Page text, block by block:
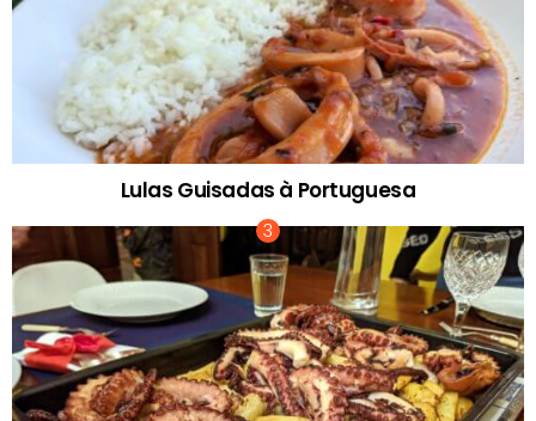
Lulas Guisadas à Portuguesa